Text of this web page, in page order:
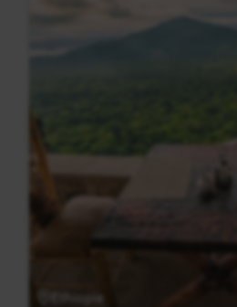
Ethiopie